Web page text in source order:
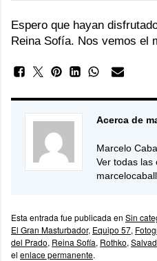
Espero que hayan
Reina Sofía. Nos vemos el
Acerca de
Marcelo
Ver todas las
Esta entrada fue publicada en Sin
El Gran Masturbador, Equipo 57,
del Prado, Reina Sofía, Rothko,
el enlace permanente.